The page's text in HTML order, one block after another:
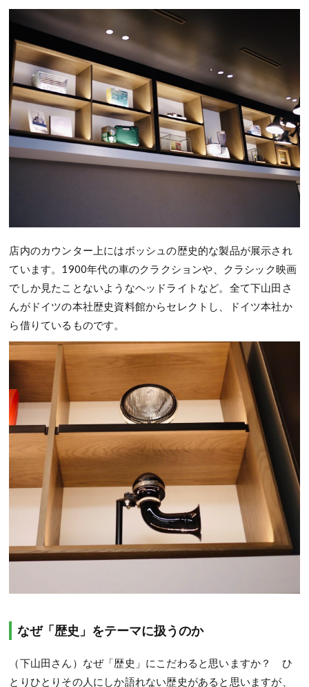
店内のカウンター上にはボッシュの歴史的な製品が展示され
ています。1900年代の車のクラクションや、クラシック映画
でしか見たことないようなヘッドライトなど。全て下山田さ
んがドイツの本社歴史資料館からセレクトし、ドイツ本社か
ら借りているものです。
なぜ「歴史」をテーマに扱うのか
（下山田さん）なぜ「歴史」にこだわると思いますか？ ひ
とりひとりその人にしか語れない歴史があると思いますが、